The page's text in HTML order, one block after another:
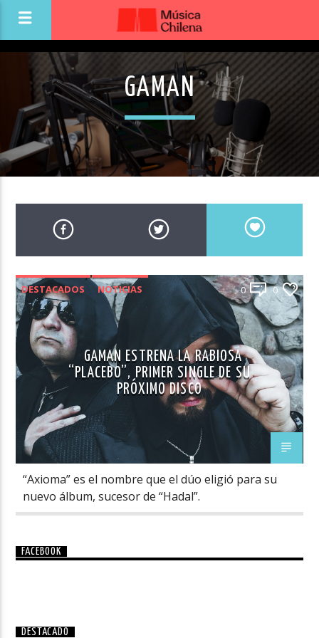
GAMAN
DESTACADOS NOTICIAS 0 0
GAMAN ESTRENA LA RABIOSA
“PLACEBO”, PRIMER SINGLE DE SU
PRÓXIMO DISCO
“Axioma” es el nombre que el dúo eligió para su
nuevo álbum, sucesor de “Hadal”.
FACEBOOK
DESTACADO